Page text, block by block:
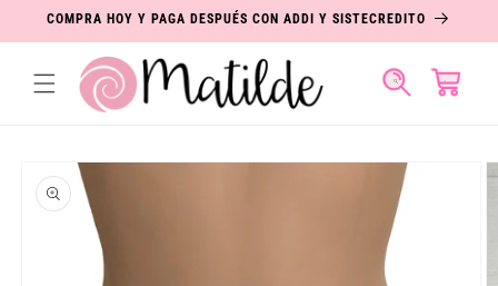
DIRECTAMENTE
AL CONTENIDO
COMPRA HOY Y PAGA DESPUÉS CON ADDI Y SISTECREDITO
Carrito
DIRECTAMENTE
A LA
INFORMACIÓN
DEL PRODUCTO